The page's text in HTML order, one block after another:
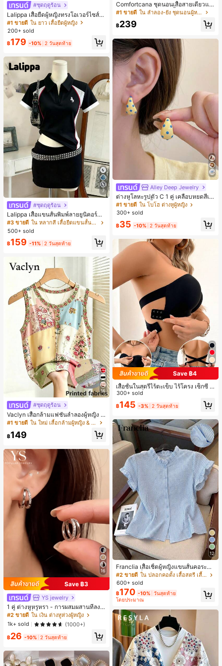
#ชุดฤดูร้อน
Lalippa เสื้อยืดผู้หญิงทรงโอเวอร์ไซส์ค
วามยาวกลาง คอกลม ไหล่ตก ลายพิมพ์
ตัวอักษรและลายทางแนวตั้ง สไตล์แฟชั่
นมินิมอล ของขวัญให้เพื่อน
#1 ขายดี ใน ยาว เสื้อยืดผู้หญิง
200+ sold
฿179 -10% 2 วันสุดท้าย
7
#ชุดฤดูร้อน
Lalippa เสื้อแขนสั้นพิมพ์ลายยูนิคอร์นล
ายทางสีตัดกันสำหรับผู้หญิง สไตล์วิทย
าลัย
#3 ขายดี
ใน หลากสี เสื้อยืดแขนสั้นเนื้อนุ่มสำหรับใส่ทุกวัน
500+ sold
฿159 -11% 2 วันสุดท้าย
16
#ชุดฤดูร้อน
Vaclyn เสื้อกล้ามแฟชั่นลำลองผู้หญิง ล
ายแพตช์เวิร์ก แขนกุด คอกลม ติดกระดุ
#1 ขายดี ใน ใหม่ เสื้อกล้ามผู้หญิง & Camis
฿149
16
Save ฿3
YS jewelry
1 คู่ ต่างหูหรูหรา - การผสมผสานที่ลงตั
วของแฟชั่นและความซับซ้อน, ดีไซน์ส
องชั้น, เหมาะสำหรับสุภาพสตรีและนักเ
รียน, ต่างหูทองแดงฝังไมโคร
#2 ขายดี ใน เงิน ต่างหูห่วงผู้หญิง
1k+ sold
(1000+)
฿26 -10% 2 วันสุดท้าย
Comfortcana ชุดนอนเสื้อสายเดี่ยวแต่
งระบายและกางเกงขาสั้นสำหรับผู้หญิง
#1 ขายดี ใน ลำลอง-ยัง ชุดนอนผู้หญิง
฿239
Alley Deep Jewelry
ต่างหูโลหะรูปตัว C 1 คู่ เคลือบหยดสีเห
ลือง ลายจุดสีน้ำเงิน สไตล์ยุโรปและอเม
ริกัน แฟชั่นส่วนตัว หวานและสง่างาม
ดินทาง งานแต่งงาน ปาร์ตี้ วันเกิด ของ
#1 ขายดี ใน โบโฮ ต่างหูผู้หญิง
ลูกค้ากลับมาซื้อซ้ำ!
#1 ขายดี ใน โบโฮ ต่างหูผู้หญิง
ลูกค้ากลับมาซื้อซ้ำ!
#1 ขายดี ใน โบโฮ ต่างหูผู้หญิง
ลูกค้ากลับมาซื้อซ้ำ!
#1 ขายดี
ใน โบโฮ ต่างหูผู้หญิง
300+ sold
฿35 -10% 2 วันสุดท้าย
Save ฿4
เสื้อชั้นในสตรีไร้ตะเข็บ ไร้โครง เซ็กซี่ ด้
านข้างไม่ลื่น แผ่นรองถอดได้ ลายไขว้ห
ลัง ไร้สาย สบายตลอดวัน
300+ sold
฿145 -3% 2 วันสุดท้าย
12
Franclia เสื้อเชิ้ตผู้หญิงแขนสั้นคอระบา
ยกระดุมเดี่ยวลายทาง
#2 ขายดี
ใน ปลอกคอตั้ง เสื้อสตรี เสื้อเบลาส์ & Tee
600+ sold
฿170 -10% วันสุดท้าย
โดยประมาณ